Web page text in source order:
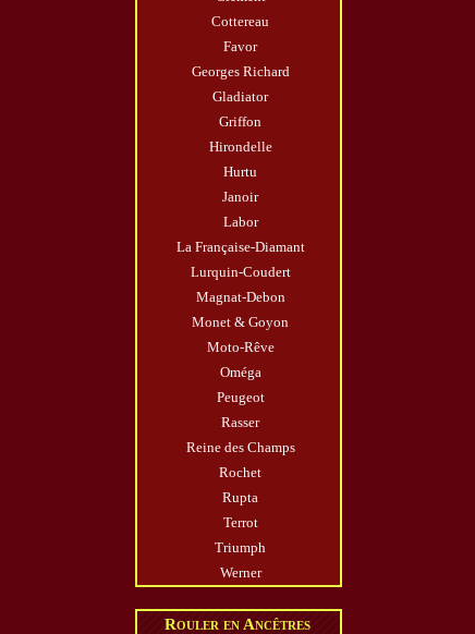
Cottereau
Favor
Georges Richard
Gladiator
Griffon
Hirondelle
Hurtu
Janoir
Labor
La Française-Diamant
Lurquin-Coudert
Magnat-Debon
Monet & Goyon
Moto-Rêve
Oméga
Peugeot
Rasser
Reine des Champs
Rochet
Rupta
Terrot
Triumph
Werner
Rouler en Ancêtres